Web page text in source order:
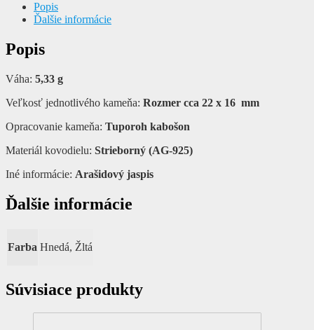
Popis
Ďalšie informácie
Popis
Váha: 5,33 g
Veľkosť jednotlivého kameňa: Rozmer cca 22 x 16 mm
Opracovanie kameňa: Tuporoh kabošon
Materiál kovodielu: Strieborný (AG-925)
Iné informácie: Arašidový jaspis
Ďalšie informácie
Farba Hnedá, Žltá
Súvisiace produkty